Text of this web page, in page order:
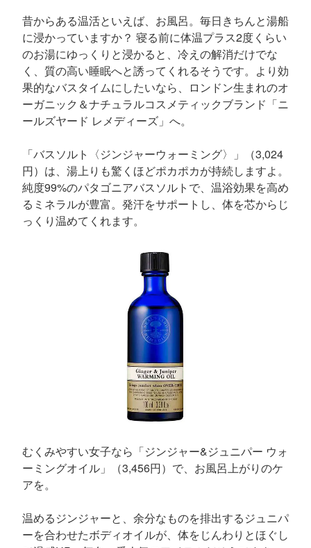
昔からある温活といえば、お風呂。毎日きちんと湯船
に浸かっていますか？ 寝る前に体温プラス2度くらい
のお湯にゆっくりと浸かると、冷えの解消だけでな
く、質の高い睡眠へと誘ってくれるそうです。より効
果的なバスタイムにしたいなら、ロンドン生まれのオ
ーガニック＆ナチュラルコスメティックブランド「ニ
ールズヤード レメディーズ」へ。
「バスソルト〈ジンジャーウォーミング〉」（3,024
円）は、湯上りも驚くほどポカポカが持続しますよ。
純度99%のパタゴニアバスソルトで、温浴効果を高め
るミネラルが豊富。発汗をサポートし、体を芯からじ
っくり温めてくれます。
むくみやすい女子なら「ジンジャー&ジュニパー ウォ
ーミングオイル」（3,456円）で、お風呂上がりのケ
アを。
温めるジンジャーと、余分なものを排出するジュニパ
ーを合わせたボディオイルが、体をじんわりとほぐし